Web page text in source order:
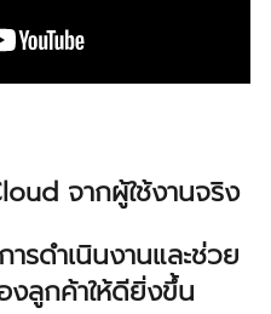
จากผู้ใช้งานจริง
รดำเนินงานและช่วย
ลูกค้าให้ดียิ่งขึ้น